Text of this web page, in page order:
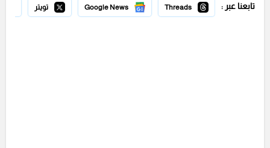
تابعنا عبر : Threads
Google News تويتر